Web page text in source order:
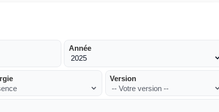
Année
Version